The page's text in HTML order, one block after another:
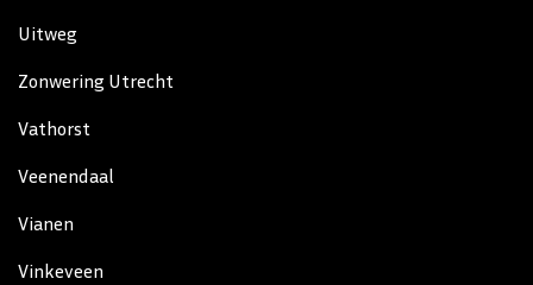
Uitweg
Zonwering Utrecht
Vathorst
Veenendaal
Vianen
Vinkeveen